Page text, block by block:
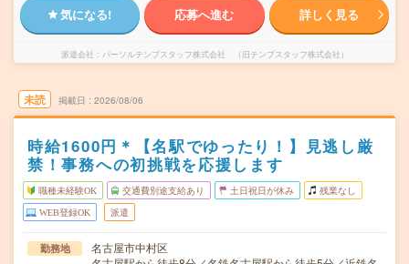
気になる! 応募へ進む 詳しく見る
派遣会社 パーソルテンプスタッフ株式会社 （旧テンプスタッフ株式会社）
未読 掲載日 2026/08/06
時給1600円＊【名駅でゆったり！】見逃し厳
禁！事務への初挑戦を応援します
職種未経験OK 交通費別途支給あり 土日祝日が休み 残業なし
WEB登録OK 派遣
勤務地
名古屋市中村区